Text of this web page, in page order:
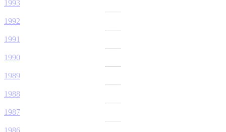
1993
1992
1991
1990
1989
1988
1987
1986